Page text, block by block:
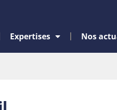
Expertises Nos